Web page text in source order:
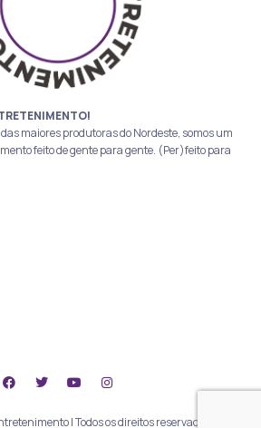
maiores produtoras do Nordeste, somos um
feito de gente para gente. (Per)feito para
| Todos os direitos reservados